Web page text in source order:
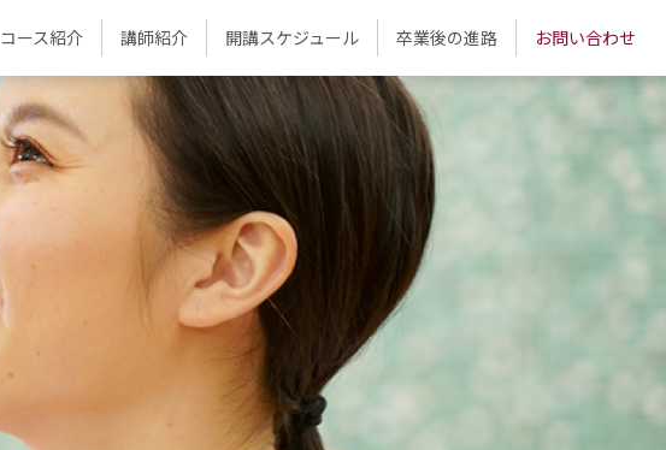
コース紹介 講師紹介 開講スケジュール 卒業後の進路 お問い合わせ